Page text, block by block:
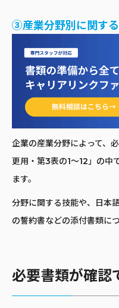
③産業分野別に関す
企業の産業分野によって、
更用・第3表の1〜12」の中
ます。
分野に関する技能や、日本
の誓約書などの添付書類に
必要書類が確認